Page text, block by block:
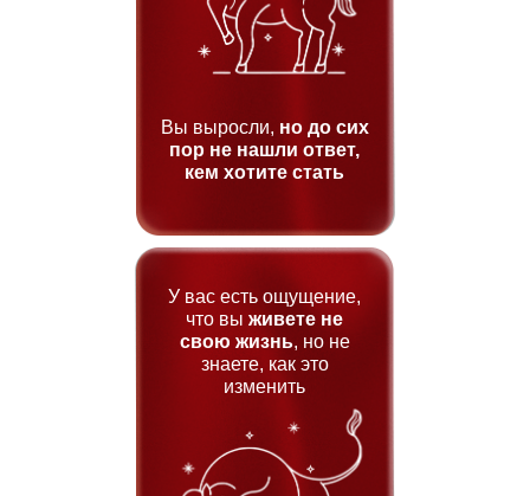
Вы выросли, но до сих
пор не нашли ответ,
кем хотите стать
У вас есть ощущение,
что вы живете не
свою жизнь, но не
знаете, как это
изменить